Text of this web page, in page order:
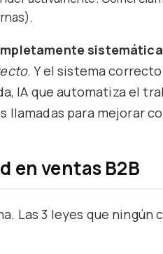
. Y el sistema
IA que automatiza el
llamadas para mejorar
en ventas B2B
Las 3 leyes que ningún